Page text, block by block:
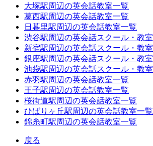
大塚駅周辺の英会話教室一覧
葛西駅周辺の英会話教室一覧
日暮里駅周辺の英会話教室一覧
渋谷駅周辺の英会話スクール・教室
新宿駅周辺の英会話スクール・教室
銀座駅周辺の英会話スクール・教室
池袋駅周辺の英会話スクール・教室
赤羽駅周辺の英会話教室一覧
王子駅周辺の英会話教室一覧
桜街道駅周辺の英会話教室一覧
ひばりヶ丘駅周辺の英会話教室一覧
錦糸町駅周辺の英会話教室一覧
戻る